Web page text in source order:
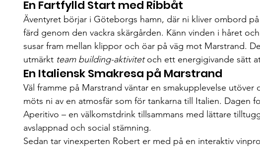
En Fartfylld Start med Ribbåt
Äventyret börjar i Göteborgs hamn, där ni kliver ombord
färd genom den vackra skärgården. Känn vinden i håret
susar fram mellan klippor och öar på väg mot Marstrand.
utmärkt team building-aktivitet och ett energigivande sätt
En Italiensk Smakresa på Marstrand
Väl framme på Marstrand väntar en smakupplevelse utöver
möts ni av en atmosfär som för tankarna till Italien. Dagen
Aperitivo – en välkomstdrink tillsammans med lättare
avslappnad och social stämning.
Sedan tar vinexperten Robert er med på en interaktiv